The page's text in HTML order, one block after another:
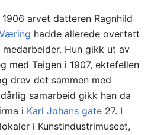
arvet datteren Ragnhild
hadde allerede overtatt
Hun gikk ut av
med Teigen i 1907, ektefellen
drev det sammen med
samarbeid gikk han da
i Karl Johans gate 27. I
i Kunstindustrimuseet,